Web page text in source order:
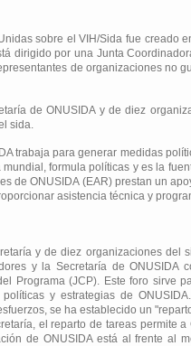
sobre el VIH/Sida fue
dirigido por una Junta
de organizaciones no
de ONUSIDA y de diez
sida.
trabaja para generar medidas
formula políticas y es la
de ONUSIDA (EAR) prestan un
asistencia técnica y
y de diez organizaciones
y la Secretaría de ONUSIDA
Programa (JCP). Este foro sirve
y estrategias de
se ha establecido un
el reparto de tareas permite
de ONUSIDA está al frente al